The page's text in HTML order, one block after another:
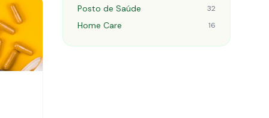
Posto de Saúde 32
Home Care 16